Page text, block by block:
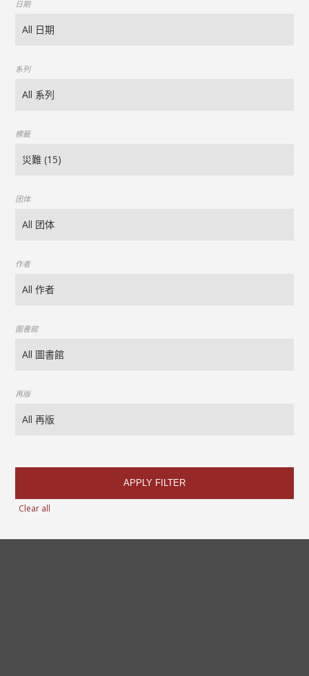
日期
系列
標籤
团体
作者
圖書館
再版
APPLY FILTER
Clear all